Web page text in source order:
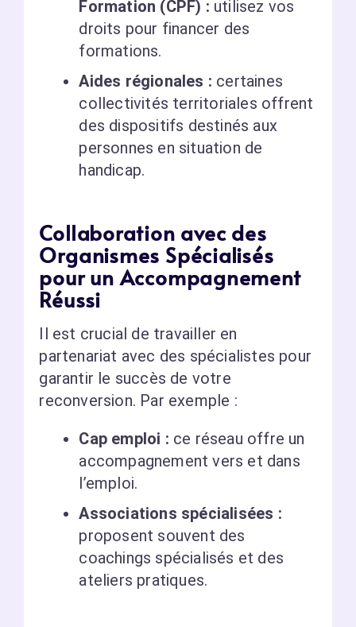
Formation (CPF) : utilisez vos
droits pour financer des
formations.
Aides régionales : certaines
collectivités territoriales offrent
des dispositifs destinés aux
personnes en situation de
handicap.
Collaboration avec des
Organismes Spécialisés
pour un Accompagnement
Réussi
Il est crucial de travailler en
partenariat avec des spécialistes pour
garantir le succès de votre
reconversion. Par exemple :
Cap emploi : ce réseau offre un
accompagnement vers et dans
l’emploi.
Associations spécialisées :
proposent souvent des
coachings spécialisés et des
ateliers pratiques.